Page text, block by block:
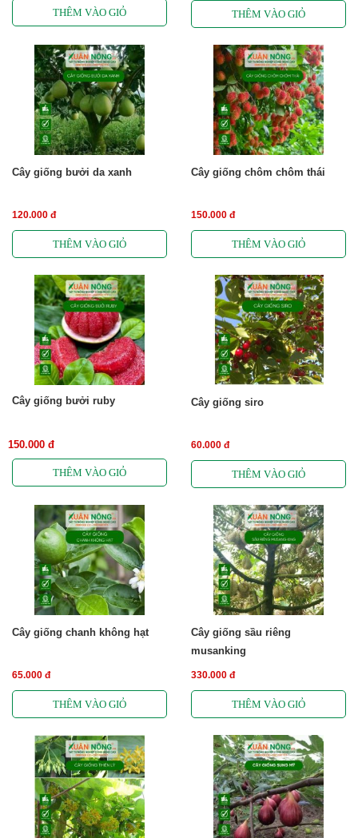
Cây giống bưởi da xanh
120.000 đ
Cây giống chôm chôm thái
150.000 đ
Cây giống bưởi ruby
150.000 đ
Cây giống siro
60.000 đ
Cây giống chanh không hạt
65.000 đ
Cây giống sầu riêng
musanking
330.000 đ